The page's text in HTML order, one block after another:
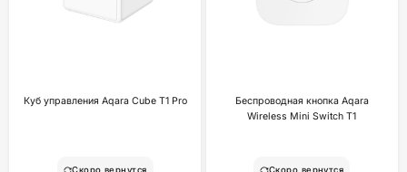
Куб управления Aqara Cube T1 Pro
Беспроводная кнопка Aqara
Wireless Mini Switch T1